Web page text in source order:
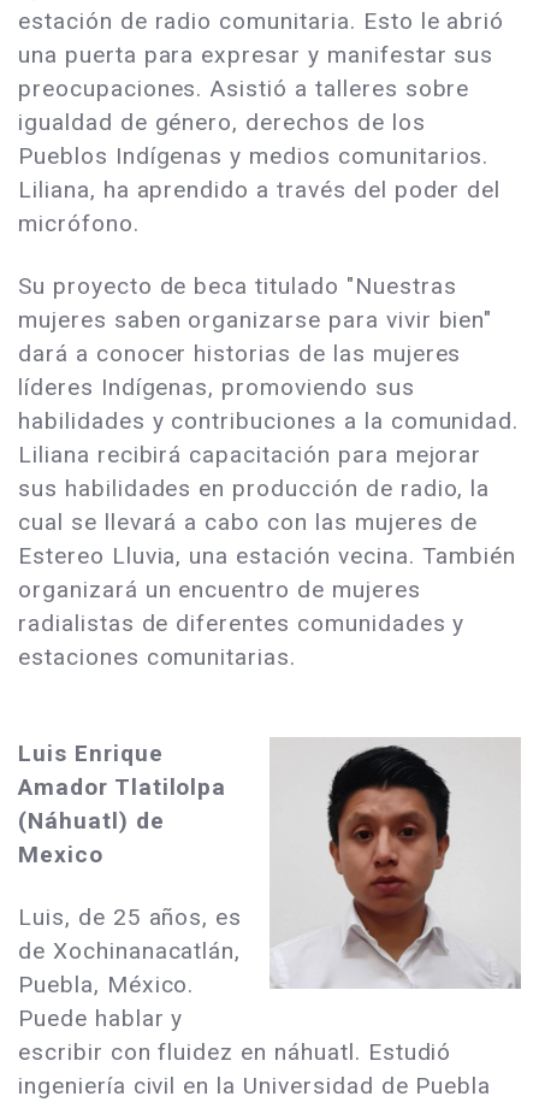
estación de radio comunitaria. Esto le abrió
una puerta para expresar y manifestar sus
preocupaciones. Asistió a talleres sobre
igualdad de género, derechos de los
Pueblos Indígenas y medios comunitarios.
Liliana, ha aprendido a través del poder del
micrófono.
Su proyecto de beca titulado "Nuestras
mujeres saben organizarse para vivir bien"
dará a conocer historias de las mujeres
líderes Indígenas, promoviendo sus
habilidades y contribuciones a la comunidad.
Liliana recibirá capacitación para mejorar
sus habilidades en producción de radio, la
cual se llevará a cabo con las mujeres de
Estereo Lluvia, una estación vecina. También
organizará un encuentro de mujeres
radialistas de diferentes comunidades y
estaciones comunitarias.
Luis Enrique
Amador Tlatilolpa
(Náhuatl) de
Mexico
Luis, de 25 años, es
de Xochinanacatlán,
Puebla, México.
Puede hablar y
escribir con fluidez en náhuatl. Estudió
ingeniería civil en la Universidad de Puebla